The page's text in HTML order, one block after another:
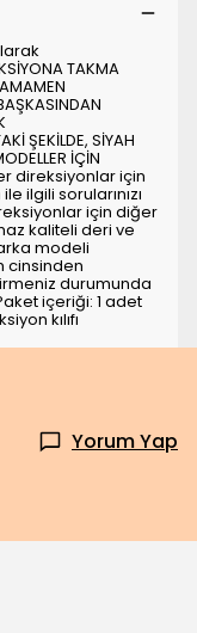
TAKMA
ŞEKİLDE, SİYAH
İÇİN
direksiyonlar için
ilgili sorularınızı
için diğer
kaliteli deri ve
modeli
cinsinden
durumunda
içeriği: 1 adet
kılıfı
Yorum Yap